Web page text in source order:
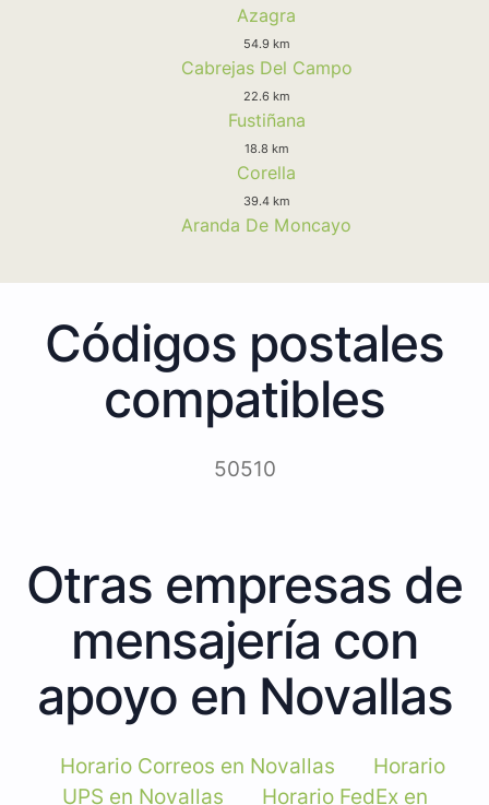
Azagra
54.9 km
Cabrejas Del Campo
22.6 km
Fustiñana
18.8 km
Corella
39.4 km
Aranda De Moncayo
Códigos postales
compatibles
50510
Otras empresas de
mensajería con
apoyo en Novallas
Horario Correos en Novallas
Horario
UPS en Novallas
Horario FedEx en